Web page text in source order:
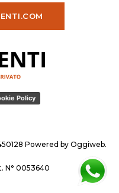
Policy
Powered by Oggiweb.
N° 0053640